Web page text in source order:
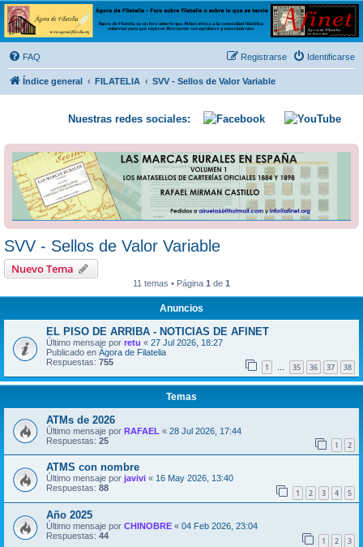
Ágora de Filatelia
Foro sobre filatelia o sobre lo que se tercie. Ágora de Filatelia es un foro abierto que Afinet
ofrece a la comunidad filatélica universal para que exprese libremente sus opiniones y
conocimientos
FAQ Identificarse
Registrarse
Índice general FILATELIA SVV - Sellos de Valor Variable
Nuestras redes sociales:
SVV - Sellos de Valor Variable
Nuevo Tema
11 temas • Página 1 de 1
Anuncios
EL PISO DE ARRIBA - NOTICIAS DE AFINET
Último mensaje por retu « 27 Jul 2026, 18:27
Publicado en Ágora de Filatelia
Respuestas: 755 1 … 35 36 37 38
Temas
ATMs de 2026
Último mensaje por RAFAEL « 28 Jul 2026, 17:44
Respuestas: 25 1 2
ATMS con nombre
Último mensaje por javivi « 16 May 2026, 13:40
Respuestas: 88 1 2 3 4 5
Año 2025
Último mensaje por CHINOBRE « 04 Feb 2026, 23:04
Respuestas: 44 1 2 3